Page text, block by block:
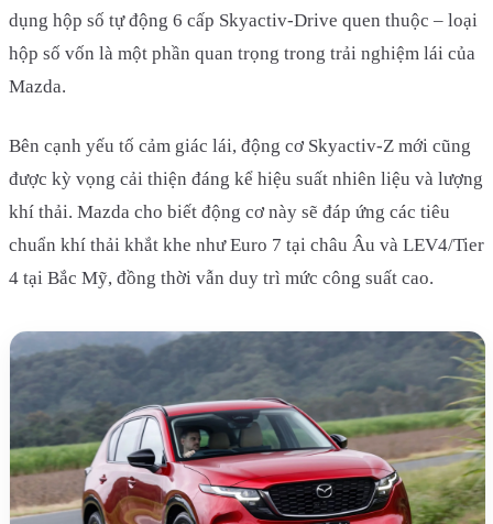
dụng hộp số tự động 6 cấp Skyactiv-Drive quen thuộc – loại
hộp số vốn là một phần quan trọng trong trải nghiệm lái của
Mazda.
Bên cạnh yếu tố cảm giác lái, động cơ Skyactiv-Z mới cũng
được kỳ vọng cải thiện đáng kể hiệu suất nhiên liệu và lượng
khí thải. Mazda cho biết động cơ này sẽ đáp ứng các tiêu
chuẩn khí thải khắt khe như Euro 7 tại châu Âu và LEV4/Tier
4 tại Bắc Mỹ, đồng thời vẫn duy trì mức công suất cao.